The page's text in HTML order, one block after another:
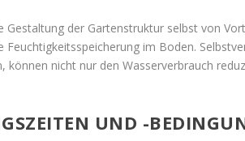
Gestaltung der Gartenstruktur selbst von
Feuchtigkeitsspeicherung im Boden.
können nicht nur den Wasserverbrauch
UND -